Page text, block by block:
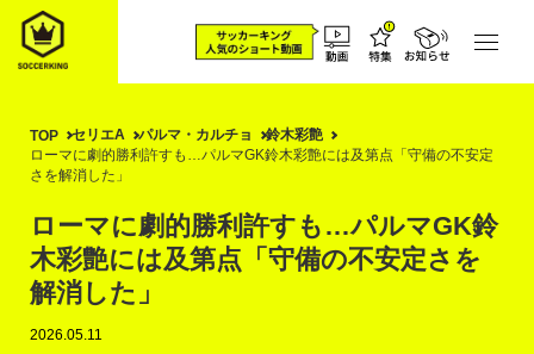
TOP セリエA パルマ・カルチョ
鈴木彩艶
ローマに劇的勝利許すも…パルマGK鈴木彩艶には及第点「守備の不安定
さを解消した」
ローマに劇的勝利許すも…パルマGK鈴
木彩艶には及第点「守備の不安定さを
解消した」
2026.05.11